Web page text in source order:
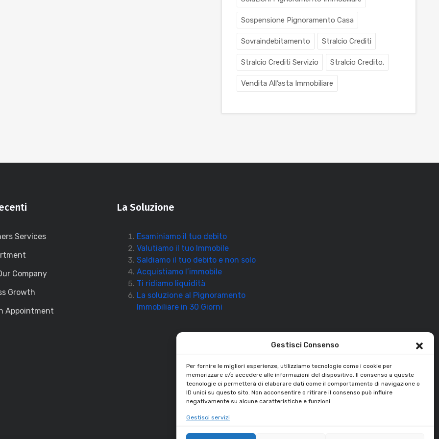
Gestisci Consenso
Per fornire le migliori esperienze, utilizziamo tecnologie come i cookie per
memorizzare e/o accedere alle informazioni del dispositivo. Il consenso a queste
tecnologie ci permetterà di elaborare dati come il comportamento di navigazione o
ID unici su questo sito. Non acconsentire o ritirare il consenso può influire
negativamente su alcune caratteristiche e funzioni.
Gestisci servizi
Sospensione Pignoramento Casa
Sovraindebitamento Stralcio Crediti
Stralcio Crediti Servizio Stralcio Credito.
Vendita All’asta Immobiliare
Services
Company
Growth
Appointment
La Soluzione
Esaminiamo il tuo debito
Valutiamo il tuo Immobile
Saldiamo il tuo debito e non solo
Acquistiamo l’immobile
Ti ridiamo liquidità
La soluzione al Pignoramento
Immobiliare in 30 Giorni